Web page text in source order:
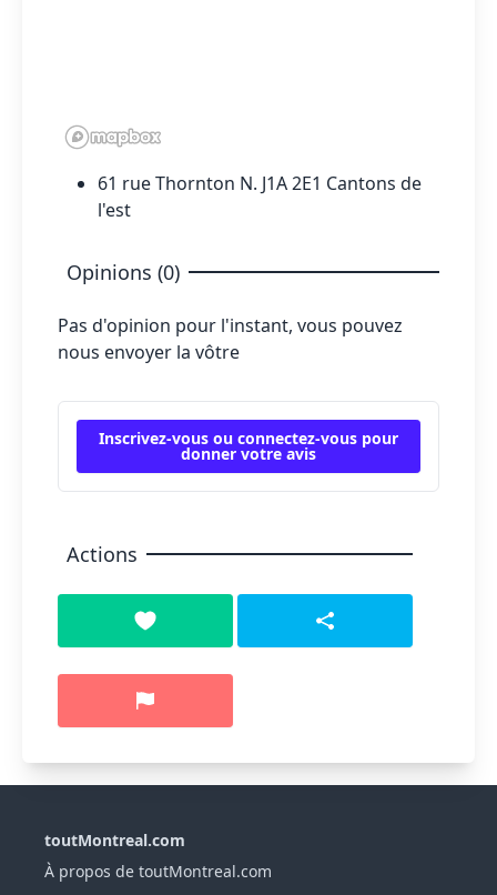
61 rue Thornton N. J1A 2E1 Cantons de
l'est
Opinions (0)
Pas d'opinion pour l'instant, vous pouvez
nous envoyer la vôtre
Inscrivez-vous ou connectez-vous pour
donner votre avis
Actions
toutMontreal.com
À propos de toutMontreal.com